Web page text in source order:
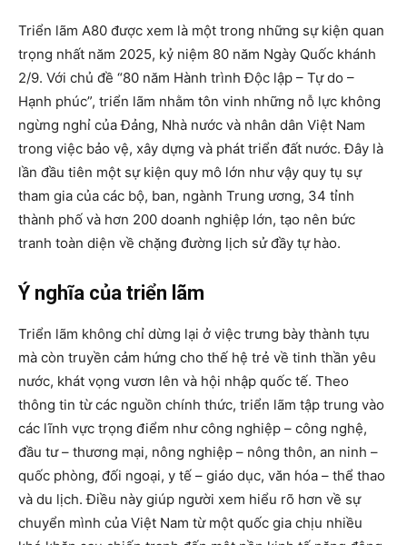
Triển lãm A80 được xem là một trong những sự kiện quan
trọng nhất năm 2025, kỷ niệm 80 năm Ngày Quốc khánh
2/9. Với chủ đề “80 năm Hành trình Độc lập – Tự do –
Hạnh phúc”, triển lãm nhằm tôn vinh những nỗ lực không
ngừng nghỉ của Đảng, Nhà nước và nhân dân Việt Nam
trong việc bảo vệ, xây dựng và phát triển đất nước. Đây là
lần đầu tiên một sự kiện quy mô lớn như vậy quy tụ sự
tham gia của các bộ, ban, ngành Trung ương, 34 tỉnh
thành phố và hơn 200 doanh nghiệp lớn, tạo nên bức
tranh toàn diện về chặng đường lịch sử đầy tự hào.
Ý nghĩa của triển lãm
Triển lãm không chỉ dừng lại ở việc trưng bày thành tựu
mà còn truyền cảm hứng cho thế hệ trẻ về tinh thần yêu
nước, khát vọng vươn lên và hội nhập quốc tế. Theo
thông tin từ các nguồn chính thức, triển lãm tập trung vào
các lĩnh vực trọng điểm như công nghiệp – công nghệ,
đầu tư – thương mại, nông nghiệp – nông thôn, an ninh –
quốc phòng, đối ngoại, y tế – giáo dục, văn hóa – thể thao
và du lịch. Điều này giúp người xem hiểu rõ hơn về sự
chuyển mình của Việt Nam từ một quốc gia chịu nhiều